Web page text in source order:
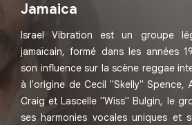
Jamaica
Israel Vibration est un groupe
jamaïcain, formé dans les années
son influence sur la scène reggae
à l'origine de Cecil "Skelly" Spence,
Craig et Lascelle "Wiss" Bulgin, le
ses harmonies vocales uniques et